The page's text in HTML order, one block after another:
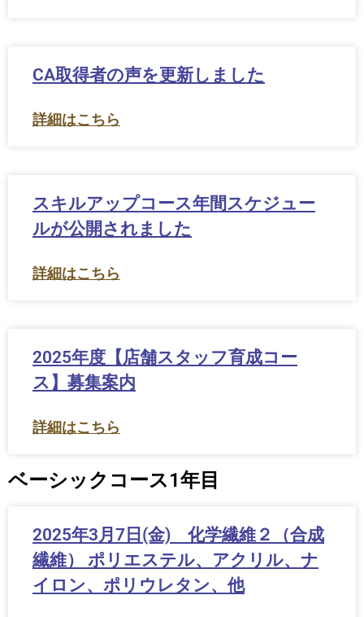
CA取得者の声を更新しました
詳細はこちら
スキルアップコース年間スケジュー
ルが公開されました
詳細はこちら
2025年度【店舗スタッフ育成コー
ス】募集案内
詳細はこちら
ベーシックコース1年目
2025年3月7日(金) 化学繊維２（合成
繊維） ポリエステル、アクリル、ナ
イロン、ポリウレタン、他